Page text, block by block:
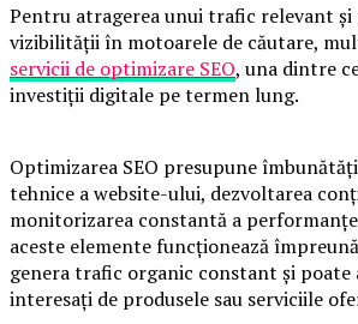
Pentru atragerea unui trafic relevant
vizibilității în motoarele de căutare,
servicii de optimizare SEO, una dintre
investiții digitale pe termen lung.
Optimizarea SEO presupune
tehnice a website-ului, dezvoltarea
monitorizarea constantă a
aceste elemente funcționează
genera trafic organic constant și
interesați de produsele sau serviciile